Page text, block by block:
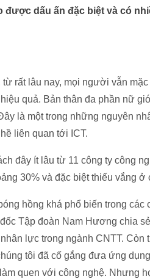
được dấu ấn đặc biệt và có
từ rất lâu nay, mọi người vẫn
quả. Bản thân đa phần nữ
là một trong những nguyên
liên quan tới ICT.
đây ít lâu từ 11 công ty công
30% và đặc biệt thiếu vắng ở
hồng khá phổ biến trong
Tập đoàn Nam Hương chia
lực trong ngành CNTT. Còn
tôi đã cố gắng đưa ứng
quen với công nghệ. Nhưng